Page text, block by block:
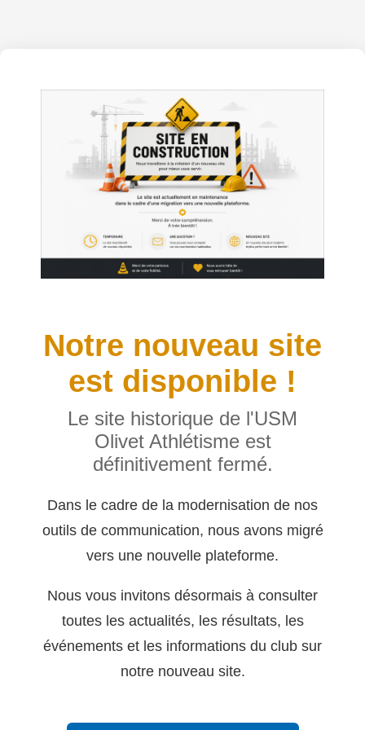
Notre nouveau site
est disponible !
Le site historique de l'USM
Olivet Athlétisme est
définitivement fermé.
Dans le cadre de la modernisation de nos
outils de communication, nous avons migré
vers une nouvelle plateforme.
Nous vous invitons désormais à consulter
toutes les actualités, les résultats, les
événements et les informations du club sur
notre nouveau site.